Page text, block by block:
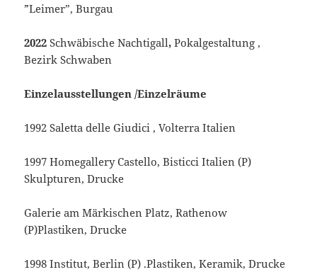
´”Leimer”, Burgau
2022Schwäbische Nachtigall, Pokalgestaltung ,
Bezirk Schwaben
Einzelausstellungen /Einzelräume
1992 Saletta delle Giudici , Volterra Italien
1997 Homegallery Castello, Bisticci Italien (P)
Skulpturen, Drucke
Galerie am Märkischen Platz, Rathenow
(P)Plastiken, Drucke
1998 Institut, Berlin (P) .Plastiken, Keramik, Drucke